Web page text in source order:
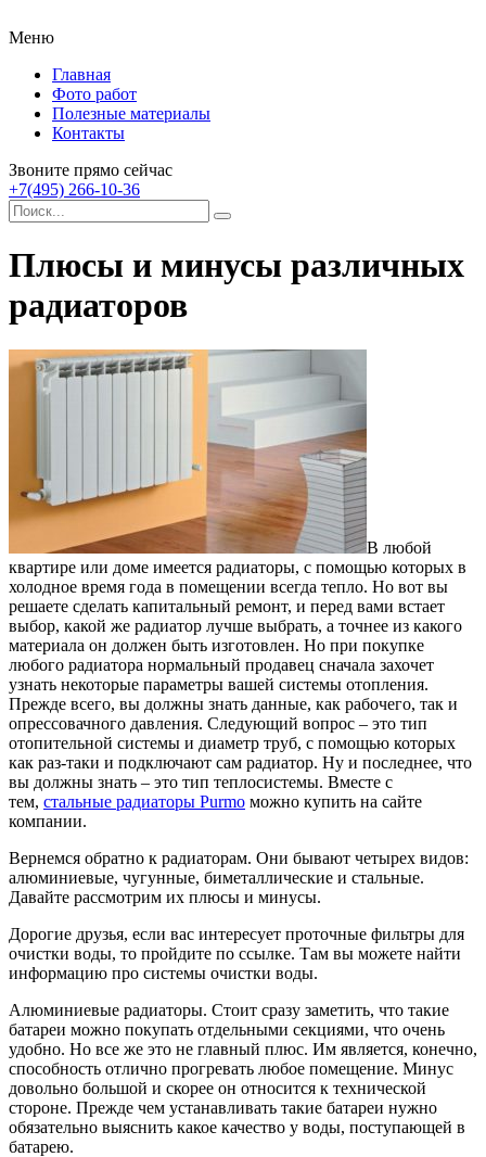
Меню
Главная
Фото работ
Полезные материалы
Контакты
Звоните прямо сейчас
+7(495) 266-10-36
Плюсы и минусы различных
радиаторов
В любой
квартире или доме имеется радиаторы, с помощью которых в
холодное время года в помещении всегда тепло. Но вот вы
решаете сделать капитальный ремонт, и перед вами встает
выбор, какой же радиатор лучше выбрать, а точнее из какого
материала он должен быть изготовлен. Но при покупке
любого радиатора нормальный продавец сначала захочет
узнать некоторые параметры вашей системы отопления.
Прежде всего, вы должны знать данные, как рабочего, так и
опрессовачного давления. Следующий вопрос – это тип
отопительной системы и диаметр труб, с помощью которых
как раз-таки и подключают сам радиатор. Ну и последнее, что
вы должны знать – это тип теплосистемы. Вместе с
тем, стальные радиаторы Purmo можно купить на сайте
компании.
Вернемся обратно к радиаторам. Они бывают четырех видов:
алюминиевые, чугунные, биметаллические и стальные.
Давайте рассмотрим их плюсы и минусы.
Дорогие друзья, если вас интересует проточные фильтры для
очистки воды, то пройдите по ссылке. Там вы можете найти
информацию про системы очистки воды.
Алюминиевые радиаторы. Стоит сразу заметить, что такие
батареи можно покупать отдельными секциями, что очень
удобно. Но все же это не главный плюс. Им является, конечно,
способность отлично прогревать любое помещение. Минус
довольно большой и скорее он относится к технической
стороне. Прежде чем устанавливать такие батареи нужно
обязательно выяснить какое качество у воды, поступающей в
батарею.